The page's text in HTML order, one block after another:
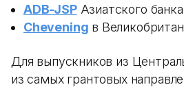
ADB-JSPАзиатского
Chevening в
Для выпускников из
из самых грантовых